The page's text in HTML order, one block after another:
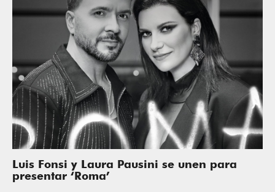
Luis Fonsi y Laura Pausini se unen para
presentar ‘Roma’